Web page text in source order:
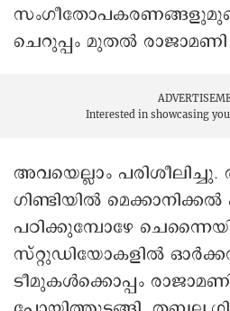
ചെറുപ്പം മുതല്‍ രാജാമണി
Interested in showcasing
അവയെല്ലാം
ഗിണ്ടിയില്‍
പഠിക്കുമ്പോഴേ
സ്റ്റുഡിയോകളില്‍
ടീമുകൾക്കൊപ്പം